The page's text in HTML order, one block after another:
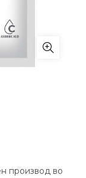
производ во